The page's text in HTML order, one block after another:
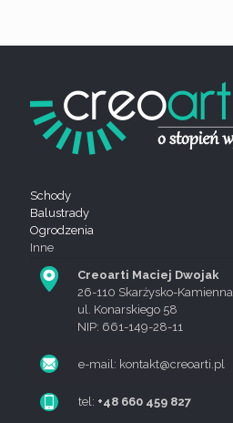
Schody
Balustrady
Ogrodzenia
Inne
Creoarti Maciej Dwojak
26-110 Skarżysko-Kamienna
ul. Konarskiego 58
NIP: 661-149-28-11
e-mail: kontakt@creoarti.pl
tel: +48 660 459 827